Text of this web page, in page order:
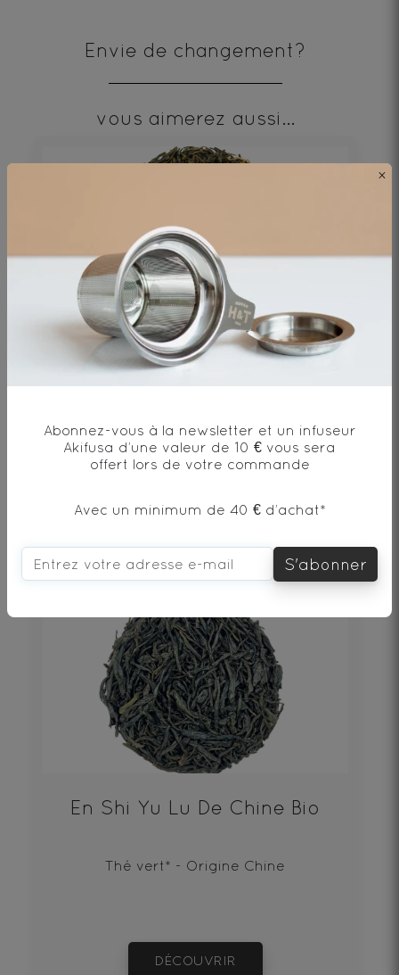
Envie de changement?
vous aimerez aussi...
Yoko
naturel, fleurs*
DÉCOUVRIR
En Shi Yu Lu De Chine Bio
Thé vert* - Origine Chine
DÉCOUVRIR
×
Abonnez-vous à la newsletter et un infuseur
Akifusa d’une valeur de 10 € vous sera
offert lors de votre commande
Avec un minimum de 40 € d’achat*
S'abonner